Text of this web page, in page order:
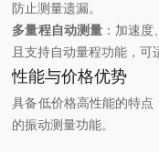
防止测量遗漏。
多量程自动测量：加速度
且支持自动量程功能，可
性能与价格优势
具备低价格高性能的特点
的振动测量功能。